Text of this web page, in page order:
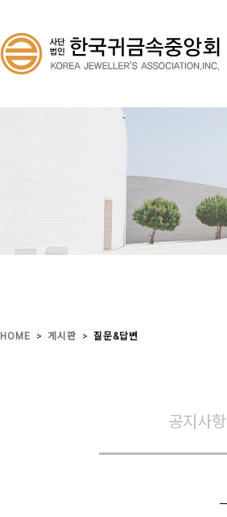
HOME > 게시판 > 질문&답변
공지사항